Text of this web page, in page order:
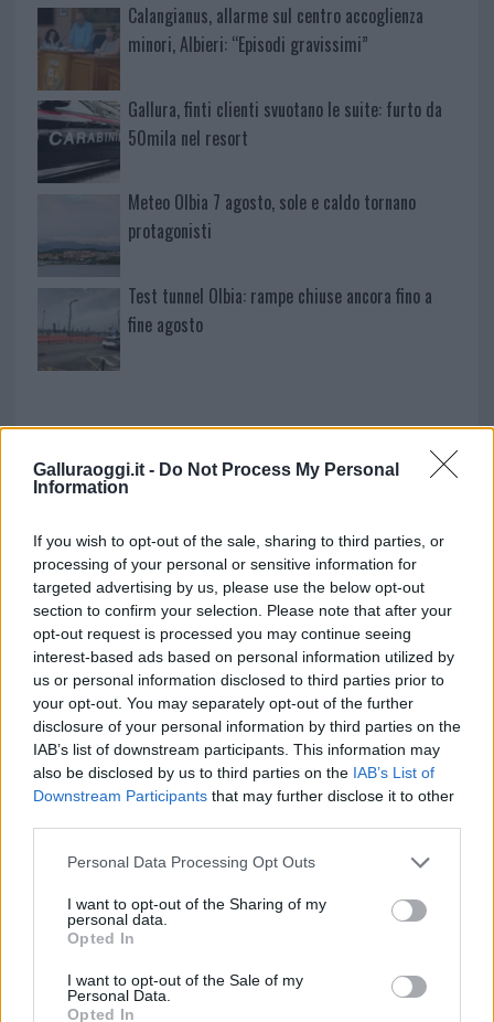
Galluraoggi.it - Do Not Process My Personal
Information
If you wish to opt-out of the sale, sharing to third parties, or
processing of your personal or sensitive information for
targeted advertising by us, please use the below opt-out
section to confirm your selection. Please note that after your
opt-out request is processed you may continue seeing
interest-based ads based on personal information utilized by
us or personal information disclosed to third parties prior to
your opt-out. You may separately opt-out of the further
disclosure of your personal information by third parties on the
IAB’s list of downstream participants. This information may
also be disclosed by us to third parties on the IAB’s List of
Downstream Participants that may further disclose it to other
Please note that this website/app uses one or more Google
not limited to your visit or usage behaviour. You may click to
grant or deny consent to Google and its third-party tags to
use your data for below specified purposes in below Google
consent section.
Personal Data Processing Opt Outs
I want to opt-out of the Sharing of my
personal data.
Opted In
I want to opt-out of the Sale of my
Personal Data.
Opted In
Calangianus, allarme sul centro accoglienza
minori, Albieri: “Episodi gravissimi”
Gallura, finti clienti svuotano le suite: furto da
50mila nel resort
Meteo Olbia 7 agosto, sole e caldo tornano
protagonisti
Test tunnel Olbia: rampe chiuse ancora fino a
fine agosto
NECROLOGIE
Mario Malu
Paolo Pinna
Martina Agostina Diturco